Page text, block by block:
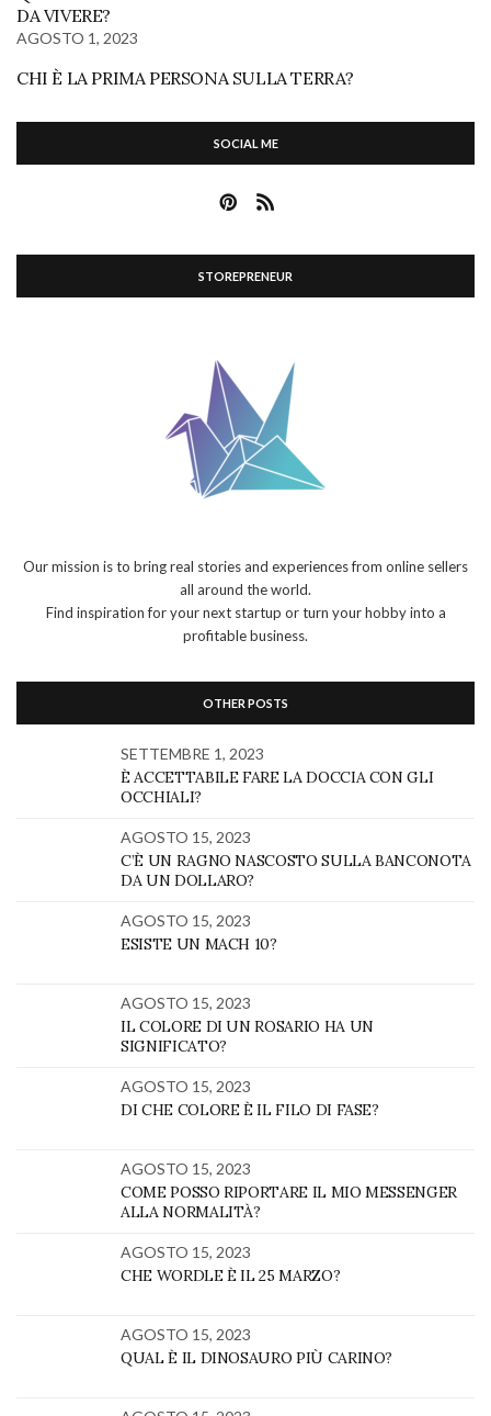
DA VIVERE?
AGOSTO 1, 2023
CHI È LA PRIMA PERSONA SULLA TERRA?
SOCIAL ME
STOREPRENEUR
Our mission is to bring real stories and experiences from online sellers
all around the world.
Find inspiration for your next startup or turn your hobby into a
profitable business.
OTHER POSTS
SETTEMBRE 1, 2023
È ACCETTABILE FARE LA DOCCIA CON GLI
OCCHIALI?
AGOSTO 15, 2023
C’È UN RAGNO NASCOSTO SULLA BANCONOTA
DA UN DOLLARO?
AGOSTO 15, 2023
ESISTE UN MACH 10?
AGOSTO 15, 2023
IL COLORE DI UN ROSARIO HA UN
SIGNIFICATO?
AGOSTO 15, 2023
DI CHE COLORE È IL FILO DI FASE?
AGOSTO 15, 2023
COME POSSO RIPORTARE IL MIO MESSENGER
ALLA NORMALITÀ?
AGOSTO 15, 2023
CHE WORDLE È IL 25 MARZO?
AGOSTO 15, 2023
QUAL È IL DINOSAURO PIÙ CARINO?